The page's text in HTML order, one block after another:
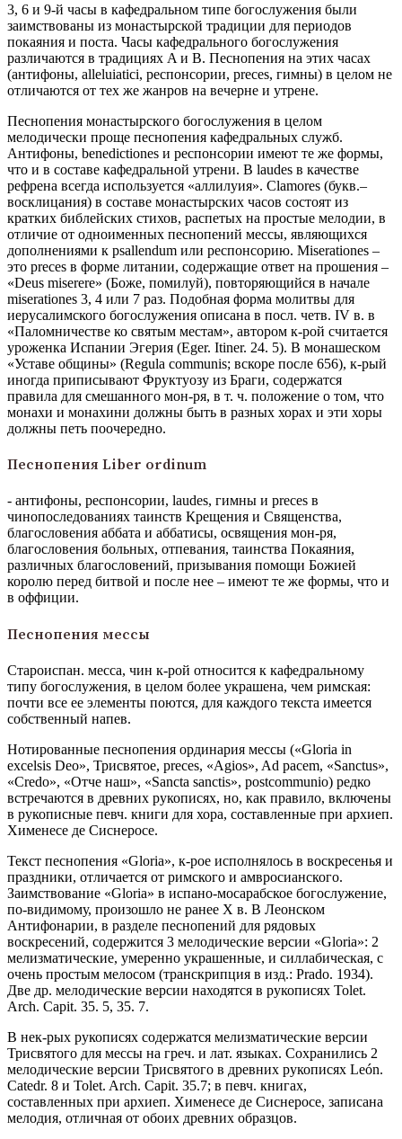
3, 6 и 9-й часы в кафедральном типе богослужения были
заимствованы из монастырской традиции для периодов
покаяния и поста. Часы кафедрального богослужения
различаются в традициях A и B. Песнопения на этих часах
(антифоны, alleluiatici, респонсории, preces, гимны) в целом не
отличаются от тех же жанров на вечерне и утрене.
Песнопения монастырского богослужения в целом
мелодически проще песнопения кафедральных служб.
Антифоны, benedictiones и респонсории имеют те же формы,
что и в составе кафедральной утрени. В laudes в качестве
рефрена всегда используется «аллилуия». Clamores (букв.–
восклицания) в составе монастырских часов состоят из
кратких библейских стихов, распетых на простые мелодии, в
отличие от одноименных песнопений мессы, являющихся
дополнениями к psallendum или респонсорию. Miserationes –
это preces в форме литании, содержащие ответ на прошения –
«Deus miserere» (Боже, помилуй), повторяющийся в начале
miserationes 3, 4 или 7 раз. Подобная форма молитвы для
иерусалимского богослужения описана в посл. четв. IV в. в
«Паломничестве ко святым местам», автором к-рой считается
уроженка Испании Эгерия (Eger. Itiner. 24. 5). В монашеском
«Уставе общины» (Regula communis; вскоре после 656), к-рый
иногда приписывают Фруктуозу из Браги, содержатся
правила для смешанного мон-ря, в т. ч. положение о том, что
монахи и монахини должны быть в разных хорах и эти хоры
должны петь поочередно.
Песнопения Liber ordinum
- антифоны, респонсории, laudes, гимны и preces в
чинопоследованиях таинств Крещения и Священства,
благословения аббата и аббатисы, освящения мон-ря,
благословения больных, отпевания, таинства Покаяния,
различных благословений, призывания помощи Божией
королю перед битвой и после нее – имеют те же формы, что и
в оффиции.
Песнопения мессы
Староиспан. месса, чин к-рой относится к кафедральному
типу богослужения, в целом более украшена, чем римская:
почти все ее элементы поются, для каждого текста имеется
собственный напев.
Нотированные песнопения ординария мессы («Gloria in
excelsis Deo», Трисвятое, preces, «Agios», Ad pacem, «Sanctus»,
«Credo», «Отче наш», «Sancta sanctis», postcommunio) редко
встречаются в древних рукописях, но, как правило, включены
в рукописные певч. книги для хора, составленные при архиеп.
Хименесе де Сиснеросе.
Текст песнопения «Gloria», к-рое исполнялось в воскресенья и
праздники, отличается от римского и амвросианского.
Заимствование «Gloria» в испано-мосарабское богослужение,
по-видимому, произошло не ранее X в. В Леонском
Антифонарии, в разделе песнопений для рядовых
воскресений, содержится 3 мелодические версии «Gloria»: 2
мелизматические, умеренно украшенные, и силлабическая, с
очень простым мелосом (транскрипция в изд.: Prado. 1934).
Две др. мелодические версии находятся в рукописях Tolet.
Arch. Capit. 35. 5, 35. 7.
В нек-рых рукописях содержатся мелизматические версии
Трисвятого для мессы на греч. и лат. языках. Сохранились 2
мелодические версии Трисвятого в древних рукописях León.
Catedr. 8 и Tolet. Arch. Capit. 35.7; в певч. книгах,
составленных при архиеп. Хименесе де Сиснеросе, записана
мелодия, отличная от обоих древних образцов.